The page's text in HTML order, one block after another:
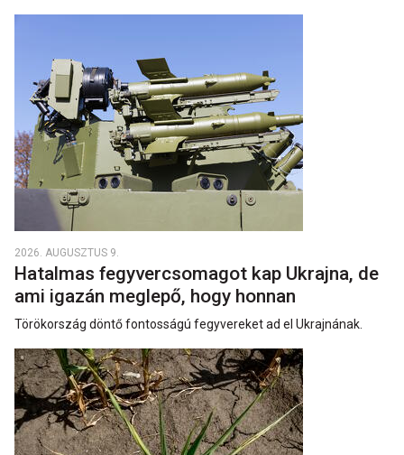
2026. AUGUSZTUS 9.
Hatalmas fegyvercsomagot kap Ukrajna, de
ami igazán meglepő, hogy honnan
Törökország döntő fontosságú fegyvereket ad el Ukrajnának.